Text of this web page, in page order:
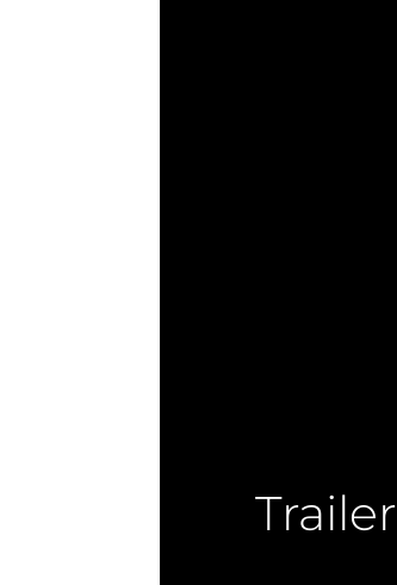
Trailer